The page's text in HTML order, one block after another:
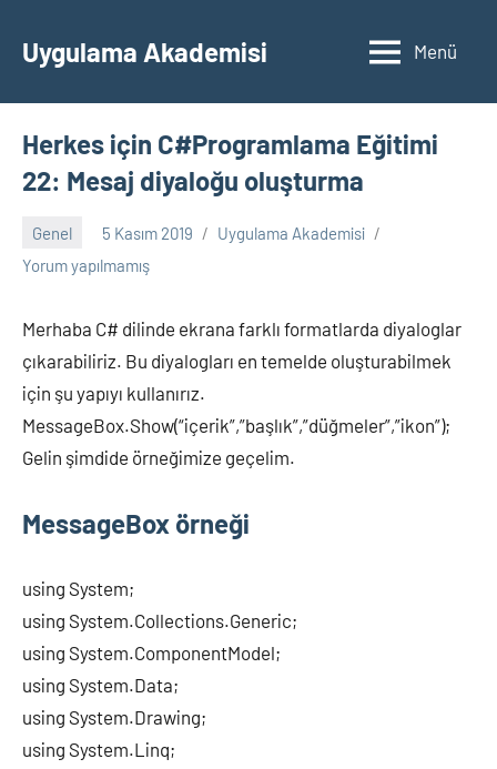
geçUygulama Akademisi Menü
Herkes için C#Programlama Eğitimi
22: Mesaj diyaloğu oluşturma
Genel 5 Kasım 2019
Uygulama Akademisi
Yorum yapılmamış
Merhaba C# dilinde ekrana farklı formatlarda diyaloglar
çıkarabiliriz. Bu diyalogları en temelde oluşturabilmek
için şu yapıyı kullanırız.
MessageBox.Show(“içerik”,”başlık”,”düğmeler”,”ikon”);
Gelin şimdide örneğimize geçelim.
MessageBox örneği
using System;
using System.Collections.Generic;
using System.ComponentModel;
using System.Data;
using System.Drawing;
using System.Linq;